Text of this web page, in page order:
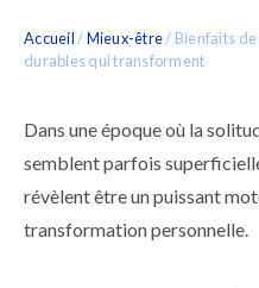
Accueil/Mieux-être/ Bienfaits
durables qui transforment
Dans une époque où la
semblent parfois
révèlent être un puissant
transformation personnelle.